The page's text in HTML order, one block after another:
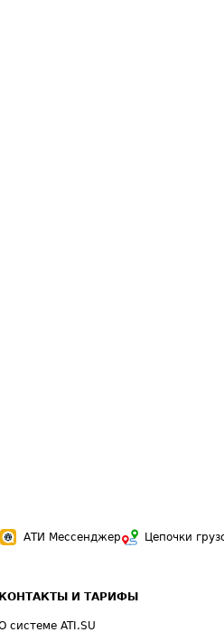
АТИ Мессенджер Цепочки
КОНТАКТЫ И ТАРИФЫ
системе ATI.SU